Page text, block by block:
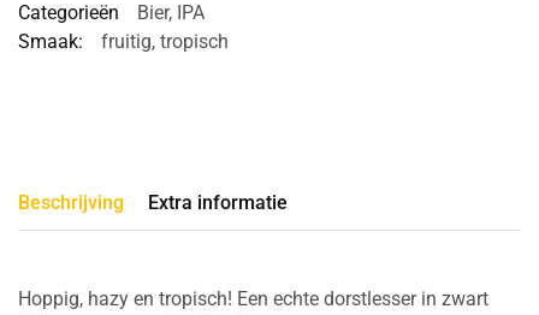
Categorieën
Bier, IPA
Smaak:
fruitig, tropisch
Beschrijving Extra informatie
Hoppig, hazy en tropisch! Een echte dorstlesser in zwart